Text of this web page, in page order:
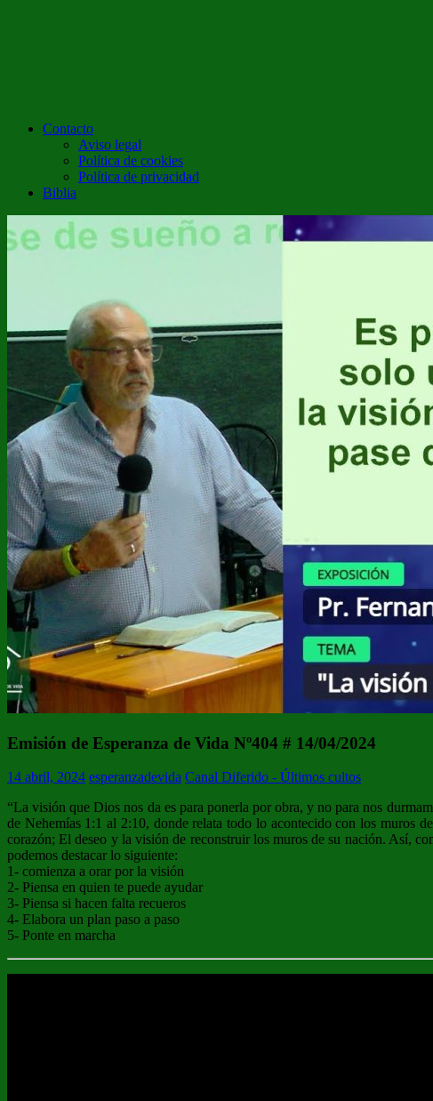
Contacto
Aviso legal
Política de cookies
Política de privacidad
Biblia
Emisión de Esperanza de Vida Nº404 # 14/04/2024
14 abril, 2024 esperanzadevida Canal Diferido - Últimos cultos
“La visión que Dios nos da es para ponerla por obra, y no para nos
de Nehemías 1:1 al 2:10, donde relata todo lo acontecido con los muros
corazón; El deseo y la visión de reconstruir los muros de su nación. Así,
podemos destacar lo siguiente:
1- comienza a orar por la visión
2- Piensa en quien te puede ayudar
3- Piensa si hacen falta recueros
4- Elabora un plan paso a paso
5- Ponte en marcha